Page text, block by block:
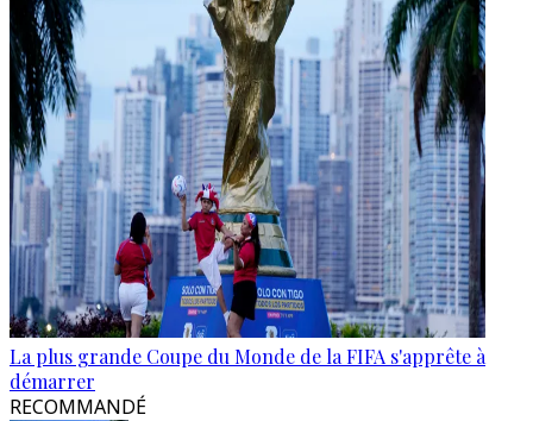
La plus grande Coupe du Monde de la FIFA s'apprête à
démarrer
RECOMMANDÉ